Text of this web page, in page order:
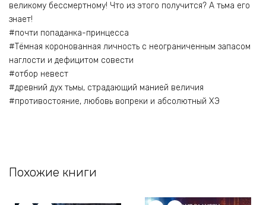
великому бессмертному! Что из этого получится? А тьма его
знает!
#почти попаданка-принцесса
#Тёмная коронованная личность с неограниченным запасом
наглости и дефицитом совести
#отбор невест
#древний дух тьмы, страдающий манией величия
#противостояние, любовь вопреки и абсолютный ХЭ
Похожие книги